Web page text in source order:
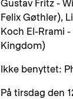
Gustav Fritz -
Felix Gøthler),
Koch El-Rrami
Kingdom)
Ikke benyttet:
På tirsdag den